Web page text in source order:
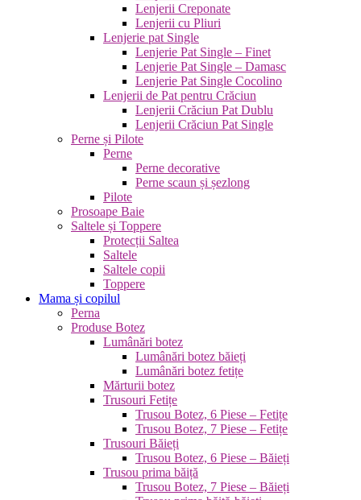
Lenjerii Creponate
Lenjerii cu Pliuri
Lenjerie pat Single
Lenjerie Pat Single – Finet
Lenjerie Pat Single – Damasc
Lenjerie Pat Single Cocolino
Lenjerii de Pat pentru Crăciun
Lenjerii Crăciun Pat Dublu
Lenjerii Crăciun Pat Single
Perne și Pilote
Perne
Perne decorative
Perne scaun și șezlong
Pilote
Prosoape Baie
Saltele și Toppere
Protecții Saltea
Saltele
Saltele copii
Toppere
Mama și copilul
Perna
Produse Botez
Lumânări botez
Lumânări botez băieți
Lumânări botez fetițe
Mărturii botez
Trusouri Fetițe
Trusou Botez, 6 Piese – Fetițe
Trusou Botez, 7 Piese – Fetițe
Trusouri Băieți
Trusou Botez, 6 Piese – Băieți
Trusou prima băiță
Trusou Botez, 7 Piese – Băieți